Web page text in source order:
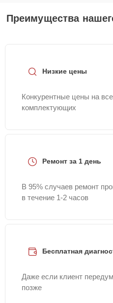
Преимущества
Низкие цены
Конкурентные цены на
комплектующих
Ремонт за 1 день
В 95% случаев ремонт
в течение 1-2 часов
Бесплатная
Даже если клиент
позже